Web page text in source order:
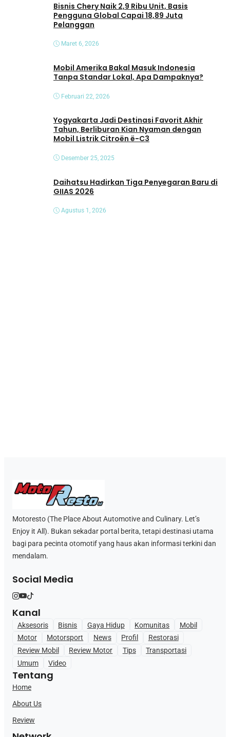
Bisnis Chery Naik 2,9 Ribu Unit, Basis
Pengguna Global Capai 18,89 Juta
Pelanggan
Maret 6, 2026
Mobil Amerika Bakal Masuk Indonesia
Tanpa Standar Lokal, Apa Dampaknya?
Februari 22, 2026
Yogyakarta Jadi Destinasi Favorit Akhir
Tahun, Berliburan Kian Nyaman dengan
Mobil Listrik Citroën ë-C3
Desember 25, 2025
Daihatsu Hadirkan Tiga Penyegaran Baru di
GIIAS 2026
Agustus 1, 2026
Motoresto (The Place About Automotive and Culinary. Let’s
Enjoy it All). Bukan sekadar portal berita, tetapi destinasi utama
bagi para pecinta otomotif yang haus akan informasi terkini dan
mendalam.
Social Media
Kanal
Aksesoris Bisnis Gaya Hidup Komunitas
Mobil
Motor
Motorsport News Profil
Restorasi
Review Mobil
Review Motor Tips
Transportasi
Umum
Video
Tentang
Home
About Us
Review